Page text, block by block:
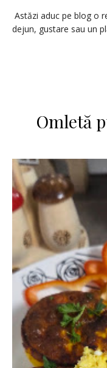
Astăzi aduc pe blog o
dejun, gustare sau un
Omletă